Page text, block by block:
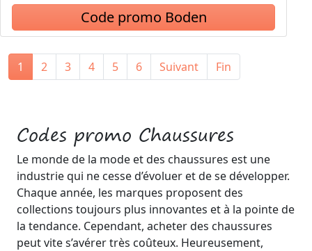
Codes promo Chaussures
Le monde de la mode et des chaussures est une
industrie qui ne cesse d’évoluer et de se développer.
Chaque année, les marques proposent des
collections toujours plus innovantes et à la pointe de
la tendance. Cependant, acheter des chaussures
peut vite s’avérer très coûteux. Heureusement,
Code promo Boden
1 2 3 4 5 6 Suivant Fin